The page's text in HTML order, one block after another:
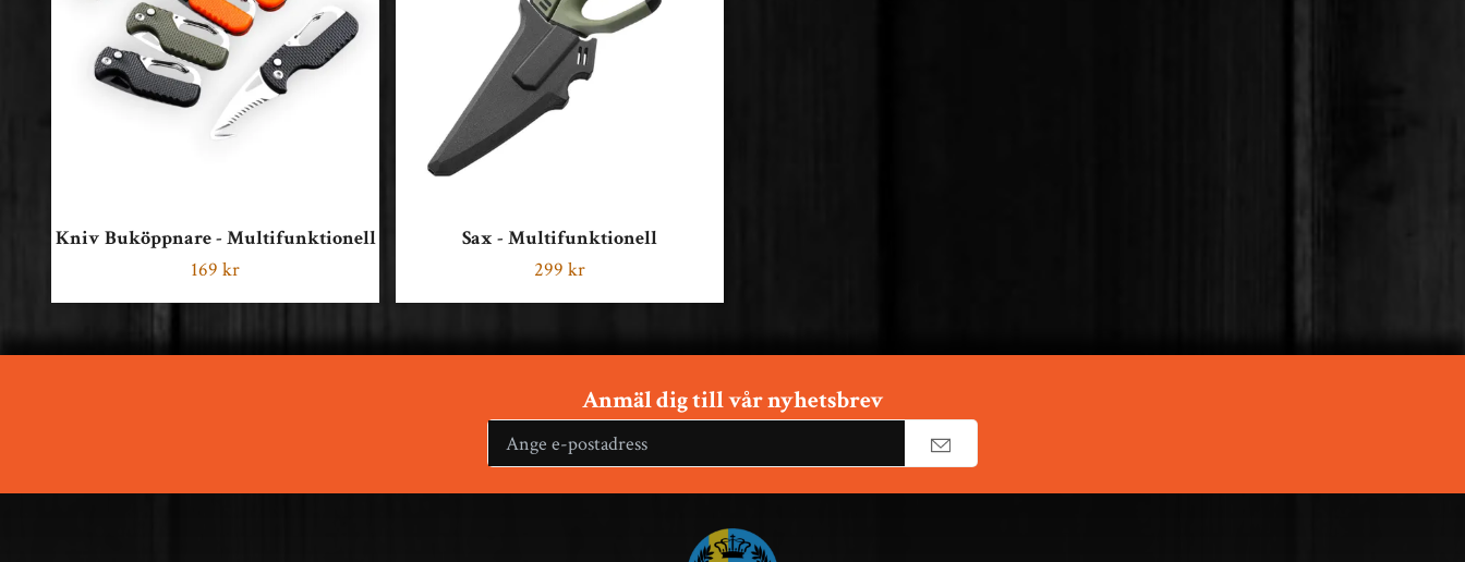
Kniv Buköppnare - Multifunktionell
169 kr
Sax - Multifunktionell
299 kr
Anmäl dig till vår nyhetsbrev